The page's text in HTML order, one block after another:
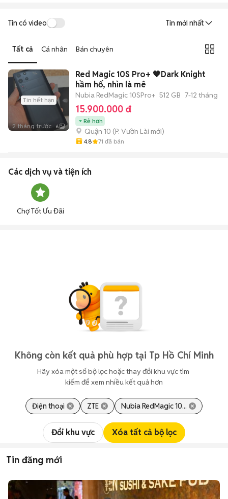
Tin có video Tin mới nhất
Tất cả Cá nhân Bán chuyên
Tin hết hạn
2 tháng trước 6
Red Magic 10S Pro+ 🖤Dark Knight
hầm hố, nhìn là mê
Nubia RedMagic 10SPro+ 512 GB 7-12 tháng
15.900.000 đ
Rẻ hơn
Quận 10 (P. Vườn Lài mới)
4.8 71 đã bán
Các dịch vụ và tiện ích
Chợ Tốt Ưu Đãi
Không còn kết quả phù hợp tại Tp Hồ Chí Minh
Hãy xóa một số bộ lọc hoặc thay đổi khu vực tìm
kiếm để xem nhiều kết quả hơn
Điện thoại ZTE Nubia RedMagic 10...
Đổi khu vực Xóa tất cả bộ lọc
Tin đăng mới